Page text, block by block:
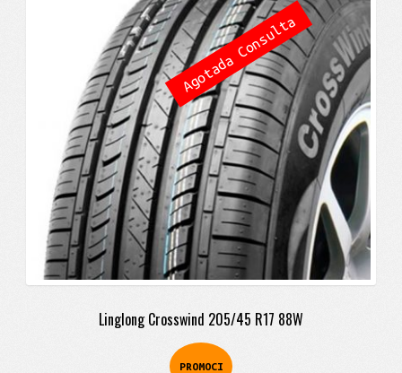
Linglong Crosswind 205/45 R17 88W
PROMOCI
original
era:
$394.900.
actual
es:
$283.900.
Agotada Consulta